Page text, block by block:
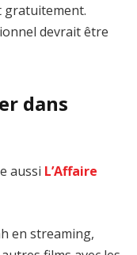
gratuitement.
devrait être
dans
aussi L’Affaire
en streaming,